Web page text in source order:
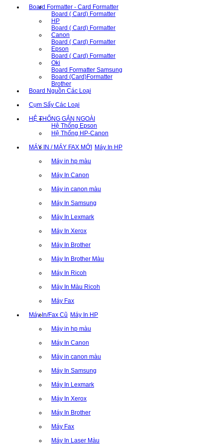
Board Formatter - Card Formatter
Board ( Card) Formatter
HP
Board ( Card) Formatter
Canon
Board ( Card) Formatter
Epson
Board ( Card) Formatter
Oki
Board Formatter Samsung
Board (Card)Formatter
Brother
Board Nguồn Các Loại
Cụm Sấy Các Loại
HỆ THỐNG GẮN NGOÀI
Hệ Thống Epson
Hệ Thống HP-Canon
MÁY IN / MÁY FAX MỚI Máy In HP
Máy in hp màu
Máy In Canon
Máy in canon màu
Máy In Samsung
Máy In Lexmark
Máy In Xerox
Máy In Brother
Máy In Brother Màu
Máy In Ricoh
Máy In Màu Ricoh
Máy Fax
Máy In/Fax Cũ Máy In HP
Máy in hp màu
Máy In Canon
Máy in canon màu
Máy In Samsung
Máy In Lexmark
Máy In Xerox
Máy In Brother
Máy Fax
Máy In Laser Màu